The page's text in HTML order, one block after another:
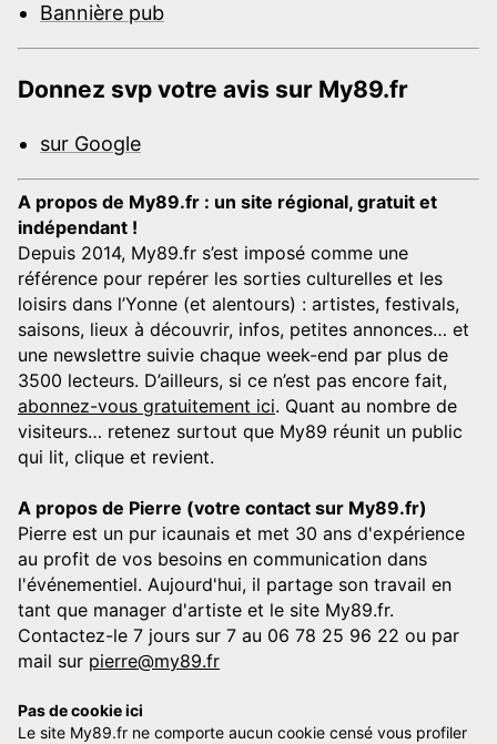
Bannière pub
Donnez svp votre avis sur My89.fr
sur Google
A propos de My89.fr : un site régional, gratuit et
indépendant !
Depuis 2014, My89.fr s’est imposé comme une
référence pour repérer les sorties culturelles et les
loisirs dans l’Yonne (et alentours) : artistes, festivals,
saisons, lieux à découvrir, infos, petites annonces… et
une newslettre suivie chaque week-end par plus de
3500 lecteurs. D’ailleurs, si ce n’est pas encore fait,
abonnez-vous gratuitement ici. Quant au nombre de
visiteurs… retenez surtout que My89 réunit un public
qui lit, clique et revient.
A propos de Pierre (votre contact sur My89.fr)
Pierre est un pur icaunais et met 30 ans d'expérience
au profit de vos besoins en communication dans
l'événementiel. Aujourd'hui, il partage son travail en
tant que manager d'artiste et le site My89.fr.
Contactez-le 7 jours sur 7 au 06 78 25 96 22 ou par
mail sur pierre@my89.fr
Pas de cookie ici
Le site My89.fr ne comporte aucun cookie censé vous profiler